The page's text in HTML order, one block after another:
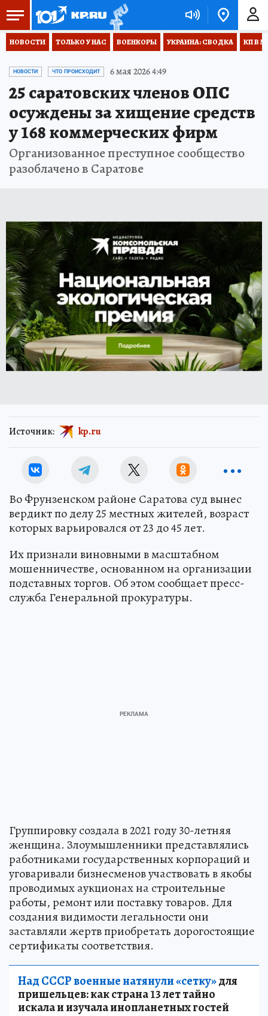
НОВОСТИ ТОЛЬКО У НАС ВОЕНКОРЫ УКРАИНА: СВОДКА КП В
НОВОСТИ ЧТО ПРОИСХОДИТ 6 мая 2026 4:49
25 саратовских членов ОПС
осуждены за хищение средств
у 168 коммерческих фирм
Организованное преступное сообщество
разоблачено в Саратове
Источник: kp.ru
Во Фрунзенском районе Саратова суд вынес
вердикт по делу 25 местных жителей, возраст
которых варьировался от 23 до 45 лет.
Их признали виновными в масштабном
мошенничестве, основанном на организации
подставных торгов. Об этом сообщает пресс-
служба Генеральной прокуратуры.
Группировку создала в 2021 году 30-летняя
женщина. Злоумышленники представлялись
работниками государственных корпораций и
уговаривали бизнесменов участвовать в якобы
проводимых аукционах на строительные
работы, ремонт или поставку товаров. Для
создания видимости легальности они
заставляли жертв приобретать дорогостоящие
сертификаты соответствия.
Над СССР военные натянули «сетку»для
пришельцев: как страна 13 лет тайно
искала и изучала инопланетных гостей